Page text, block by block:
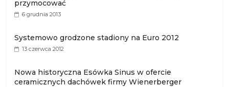
przymocować
6 grudnia 2013
Systemowo grodzone stadiony na Euro 2012
13 czerwca 2012
Nowa historyczna Esówka Sinus w ofercie
ceramicznych dachówek firmy Wienerberger